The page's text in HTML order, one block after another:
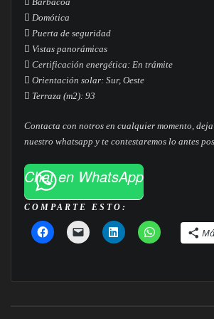
 Domótica
 Puerta de seguridad
 Vistas panorámicas
 Certificación energética: En trámite
 Orientación solar: Sur, Oeste
 Terraza (m2): 93
Contacta con notros en cualquier momento, deja
nuestro whatsapp y te contestaremos lo antes
Chat en WhatsApp
COMPARTE ESTO: